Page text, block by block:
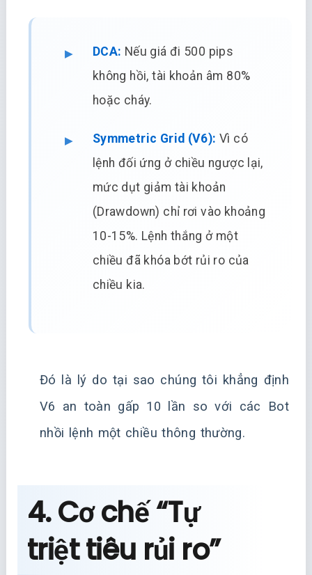
DCA: Nếu giá đi 500 pips
không hồi, tài khoản âm 80%
hoặc cháy.
Symmetric Grid (V6): Vì có
lệnh đối ứng ở chiều ngược lại,
mức dụt giảm tài khoản
(Drawdown) chỉ rơi vào khoảng
10-15%. Lệnh thắng ở một
chiều đã khóa bớt rủi ro của
chiều kia.
Đó là lý do tại sao chúng tôi khẳng định
V6 an toàn gấp 10 lần so với các Bot
nhồi lệnh một chiều thông thường.
4. Cơ chế “Tự
triệt tiêu rủi ro”